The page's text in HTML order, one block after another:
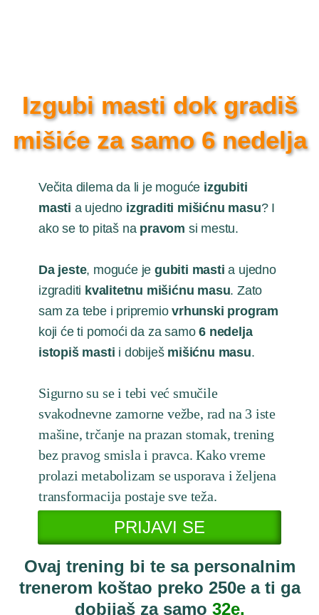
Izgubi masti dok gradiš
mišiće za samo 6 nedelja
Večita dilema da li je moguće izgubiti
masti a ujedno izgraditi mišićnu masu? I
ako se to pitaš na pravom si mestu.
Da jeste, moguće jegubiti masti a ujedno
izgraditi kvalitetnu mišićnu masu. Zato
sam za tebe i pripremiovrhunski program
koji će ti pomoći da za samo6 nedelja
istopiš masti i dobiješ mišićnu masu.
Sigurno su se i tebi već smučile
svakodnevne zamorne vežbe, rad na 3 iste
mašine, trčanje na prazan stomak, trening
bez pravog smisla i pravca. Kako vreme
prolazi metabolizam se usporava i željena
transformacija postaje sve teža.
PRIJAVI SE
Ovaj trening bi te sa personalnim
trenerom koštao preko 250e a ti ga
dobijaš za samo 32e.